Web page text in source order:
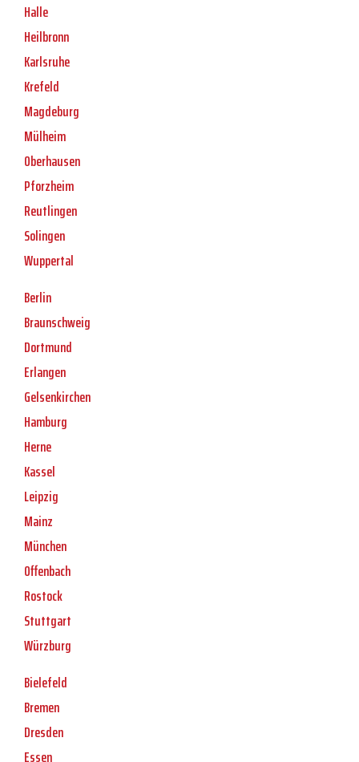
Halle
Heilbronn
Karlsruhe
Krefeld
Magdeburg
Mülheim
Oberhausen
Pforzheim
Reutlingen
Solingen
Wuppertal
Berlin
Braunschweig
Dortmund
Erlangen
Gelsenkirchen
Hamburg
Herne
Kassel
Leipzig
Mainz
München
Offenbach
Rostock
Stuttgart
Würzburg
Bielefeld
Bremen
Dresden
Essen